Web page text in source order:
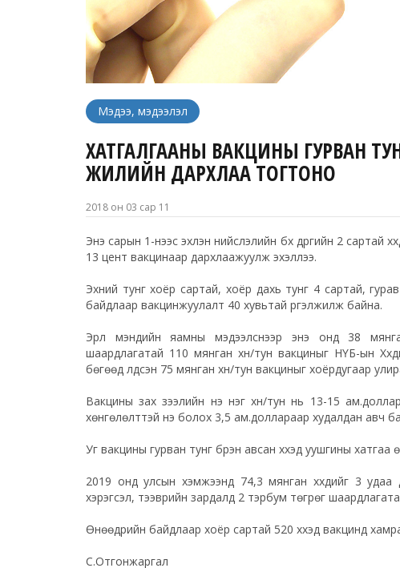
Мэдээ, мэдээлэл
ХАТГАЛГААНЫ ВАКЦИНЫ ГУРВАН
ЖИЛИЙН ДАРХЛАА ТОГТОНО
2018 он 03 сар 11
Энэ сарын 1-нээс эхлэн нийслэлийн бүх дүүргийн 2 сартай
13 цент вакцинаар дархлаажуулж эхэллээ.
Эхний тунг хоёр сартай, хоёр дахь тунг 4 сартай,
байдлаар вакцинжуулалт 40 хувьтай үргэлжилж байна.
Эрүүл мэндийн яамны мэдээлснээр энэ онд 38
шаардлагатай 110 мянган хүн/тун вакциныг НҮБ-ын
бөгөөд үлдсэн 75 мянган хүн/тун вакциныг хоёрдугаар
Вакцины зах зээлийн үнэ нэг хүн/тун нь 13-15
хөнгөлөлттэй үнэ болох 3,5 ам.доллараар худалдан авч
Уг вакцины гурван тунг бүрэн авсан хүүхэд уушгины
2019 онд улсын хэмжээнд 74,3 мянган хүүхдийг 3 удаа
хэрэгсэл, тээврийн зардалд 2 тэрбум төгрөг
Өнөөдрийн байдлаар хоёр сартай 520 хүүхэд вакцинд
С.Отгонжаргал